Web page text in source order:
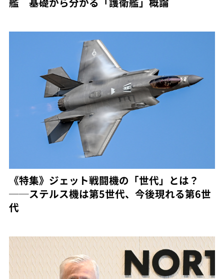
《特集》ジェット戦闘機の「世代」とは？
──ステルス機は第5世代、今後現れる第6世
代